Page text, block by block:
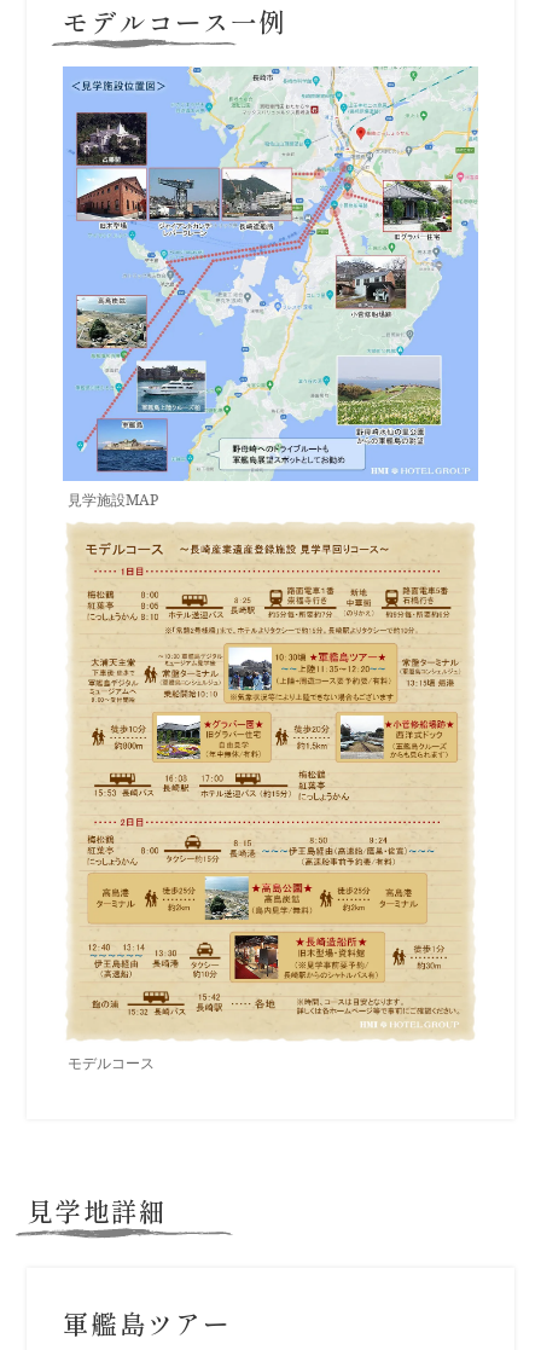
モデルコース一例
見学施設MAP
モデルコース
見学地詳細
軍艦島ツアー